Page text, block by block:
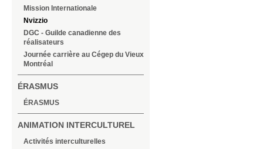
Mission Internationale
Nvizzio
DGC - Guilde canadienne des
réalisateurs
Journée carrière au Cégep du Vieux
Montréal
ÉRASMUS
ÉRASMUS
ANIMATION INTERCULTUREL
Activités interculturelles